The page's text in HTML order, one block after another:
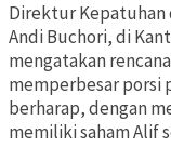
Direktur Kepatuhan
Andi Buchori, di
mengatakan
memperbesar porsi
berharap, dengan
memiliki saham Alif